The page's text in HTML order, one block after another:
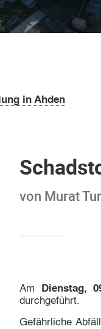
in Ahden
von Murat
Am Dienstag,
durchgeführt.
Gefährliche